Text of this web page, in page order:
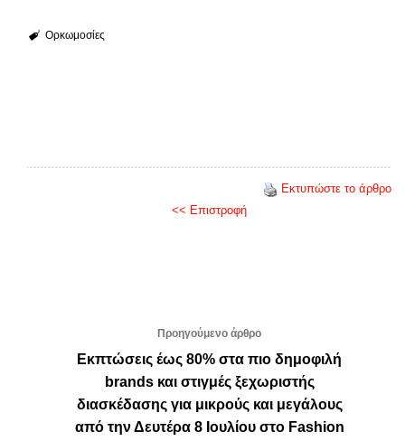
Ορκωμοσίες
Εκτυπώστε το άρθρο
<< Επιστροφή
Προηγούμενο άρθρο
Εκπτώσεις έως 80% στα πιο δημοφιλή
brands και στιγμές ξεχωριστής
διασκέδασης για μικρούς και μεγάλους
από την Δευτέρα 8 Ιουλίου στο Fashion